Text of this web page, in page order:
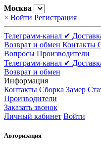
Москва
× Войти Регистрация
Телеграмм-канал ✔
Возврат и обмен Контакты
Вопросы Производители
Телеграмм-канал ✔
Возврат и обмен
Информация
Контакты Сборка Замер
Производители
Заказать звонок
Личный кабинет Войти
Авторизация